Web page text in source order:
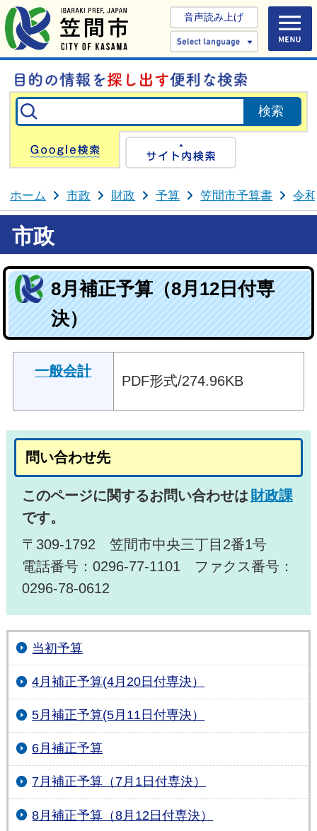
音声読み上げ
Select
Google検索
ホーム 市政 財政 予算 笠間市予算書 令
市政
8月補正予算（8月12日付専
決）
一般会計
PDF形式/274.96KB
問い合わせ先
このページに関するお問い合わせは 財政課
です。
〒309-1792 笠間市中央三丁目2番1号
電話番号：0296-77-1101 ファクス番号：
0296-78-0612
当初予算
4月補正予算(4月20日付専決）
5月補正予算(5月11日付専決）
6月補正予算
7月補正予算（7月1日付専決）
8月補正予算（8月12日付専決）